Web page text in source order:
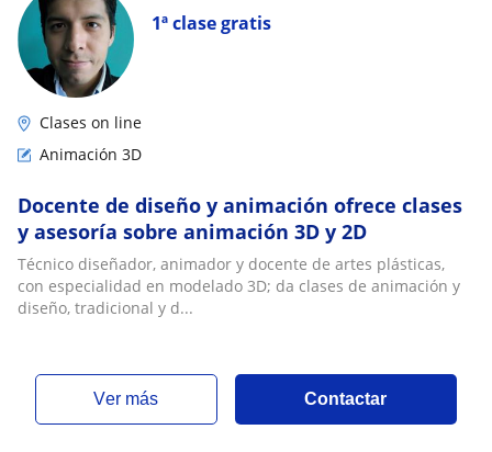
1ª clase gratis
Clases on line
Animación 3D
Docente de diseño y animación ofrece clases
y asesoría sobre animación 3D y 2D
Técnico diseñador, animador y docente de artes plásticas,
con especialidad en modelado 3D; da clases de animación y
diseño, tradicional y d...
ver más Contactar